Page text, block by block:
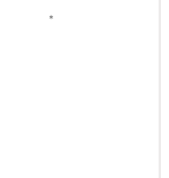
＊